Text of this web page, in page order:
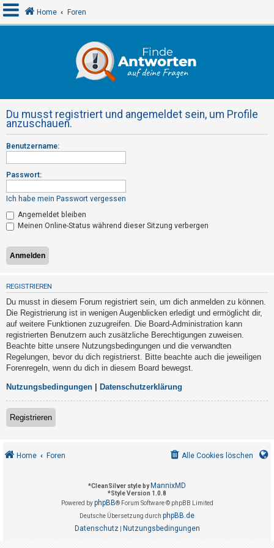
e
l
d
e
n
R
e
i
s
t
r
i
e
r
e
n
U
n
e
Home Foren
Du musst registriert und angemeldet sein, um Profile
anzuschauen.
Benutzername:
Passwort:
Ich habe mein Passwort vergessen
Angemeldet bleiben
Meinen Online-Status während dieser Sitzung verbergen
REGISTRIEREN
Du musst in diesem Forum registriert sein, um dich anmelden zu können.
Die Registrierung ist in wenigen Augenblicken erledigt und ermöglicht dir,
auf weitere Funktionen zuzugreifen. Die Board-Administration kann
registrierten Benutzern auch zusätzliche Berechtigungen zuweisen.
Beachte bitte unsere Nutzungsbedingungen und die verwandten
Regelungen, bevor du dich registrierst. Bitte beachte auch die jeweiligen
Forenregeln, wenn du dich in diesem Board bewegst.
Nutzungsbedingungen Datenschutzerklärung
Registrieren
Home Foren Alle Cookies löschen
*CleanSilver style by MannixMD
*Style Version 1.0.8
Powered byphpBB® Forum Software © phpBB Limited
Deutsche Übersetzung durch phpBB.de
Datenschutz| Nutzungsbedingungen